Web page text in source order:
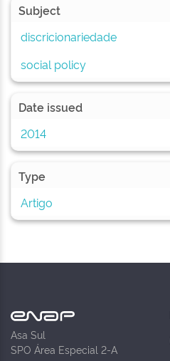
Subject
discricionariedade
social policy
Date issued
2014
Type
Artigo
Asa Sul
SPO Área Especial 2-A